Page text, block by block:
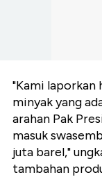
"Kami laporkan
minyak yang
arahan Pak
masuk
juta barel,"
tambahan